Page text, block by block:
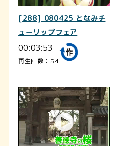
[288] 080425 となみチ
ューリップフェア
00:03:53
再生回数：54